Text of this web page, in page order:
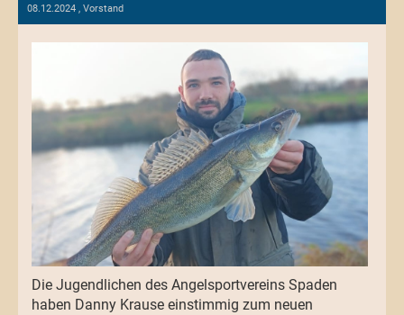
08.12.2024 , Vorstand
Die Jugendlichen des Angelsportvereins Spaden
haben Danny Krause einstimmig zum neuen